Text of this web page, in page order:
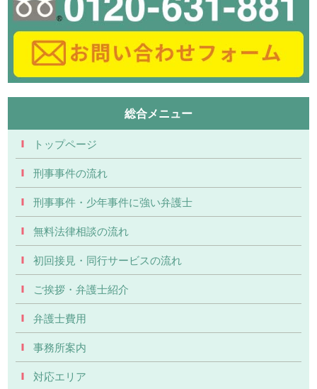
総合メニュー
トップページ
刑事事件の流れ
刑事事件・少年事件に強い弁護士
無料法律相談の流れ
初回接見・同行サービスの流れ
ご挨拶・弁護士紹介
弁護士費用
事務所案内
対応エリア